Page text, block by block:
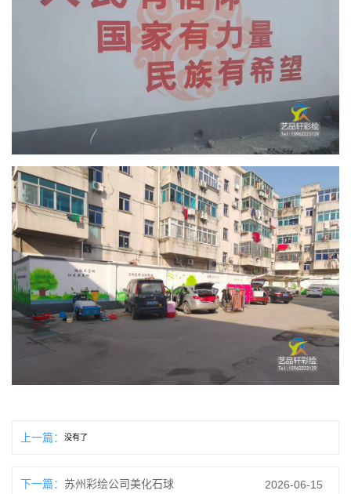
上一篇： 没有了
下一篇： 苏州彩绘公司美化石球 2026-06-15